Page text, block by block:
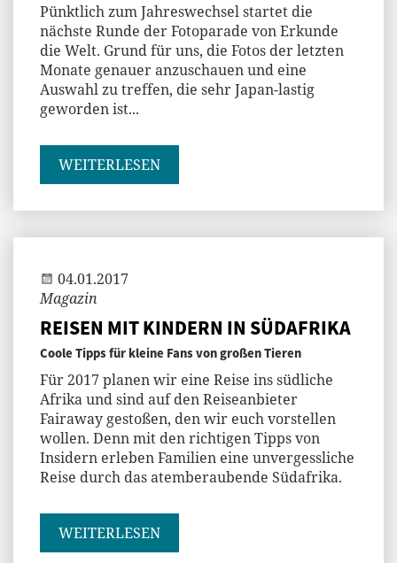
Pünktlich zum Jahreswechsel startet die
nächste Runde der Fotoparade von Erkunde
die Welt. Grund für uns, die Fotos der letzten
Monate genauer anzuschauen und eine
Auswahl zu treffen, die sehr Japan-lastig
geworden ist...
WEITERLESEN
04.01.2017
Magazin
REISEN MIT KINDERN IN SÜDAFRIKA
Coole Tipps für kleine Fans von großen Tieren
Für 2017 planen wir eine Reise ins südliche
Afrika und sind auf den Reiseanbieter
Fairaway gestoßen, den wir euch vorstellen
wollen. Denn mit den richtigen Tipps von
Insidern erleben Familien eine unvergessliche
Reise durch das atemberaubende Südafrika.
WEITERLESEN